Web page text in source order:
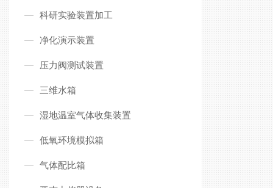
科研实验装置加工
净化演示装置
压力阀测试装置
三维水箱
湿地温室气体收集装置
低氧环境模拟箱
气体配比箱